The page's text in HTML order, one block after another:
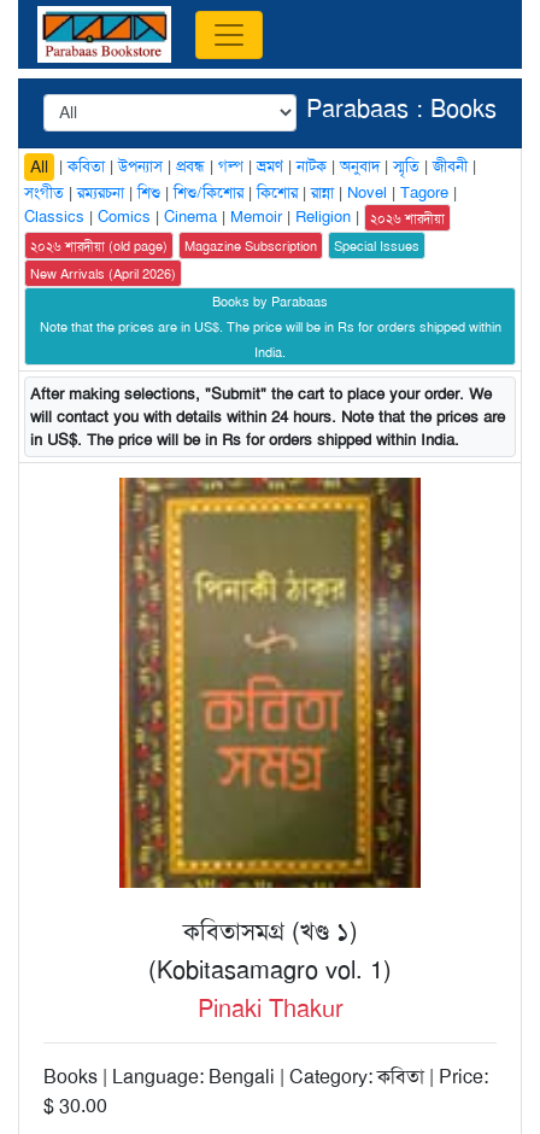
Parabaas : Books
All |কবিতা|উপন্যাস| প্রবন্ধ | গল্প |ভ্রমণ|নাটক |অনুবাদ|স্মৃতি |জীবনী|
সংগীত |রম্যরচনা|শিশু |শিশু/কিশোর|কিশোর|রান্না| Novel | Tagore |
Classics | Comics | Cinema | Memoir| Religion |
২০২৬ শারদীয়া
২০২৬ শারদীয়া (old page)
Magazine Subscription
Special Issues
New Arrivals (April 2026)
Books by Parabaas
Note that the prices are in US$. The price will be in Rs for orders shipped within
India.
After making selections, "Submit" the cart to place your order. We
will contact you with details within 24 hours. Note that the prices are
in US$. The price will be in Rs for orders shipped within India.
কবিতাসমগ্র (খণ্ড ১)
(Kobitasamagro vol. 1)
Pinaki Thakur
Books | Language: Bengali | Category: কবিতা | Price:
$ 30.00